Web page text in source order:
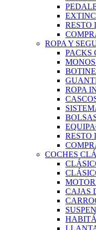
RESTO
ROPA Y
PACKS
ROPA
RESTO
COCHES
CAJAS